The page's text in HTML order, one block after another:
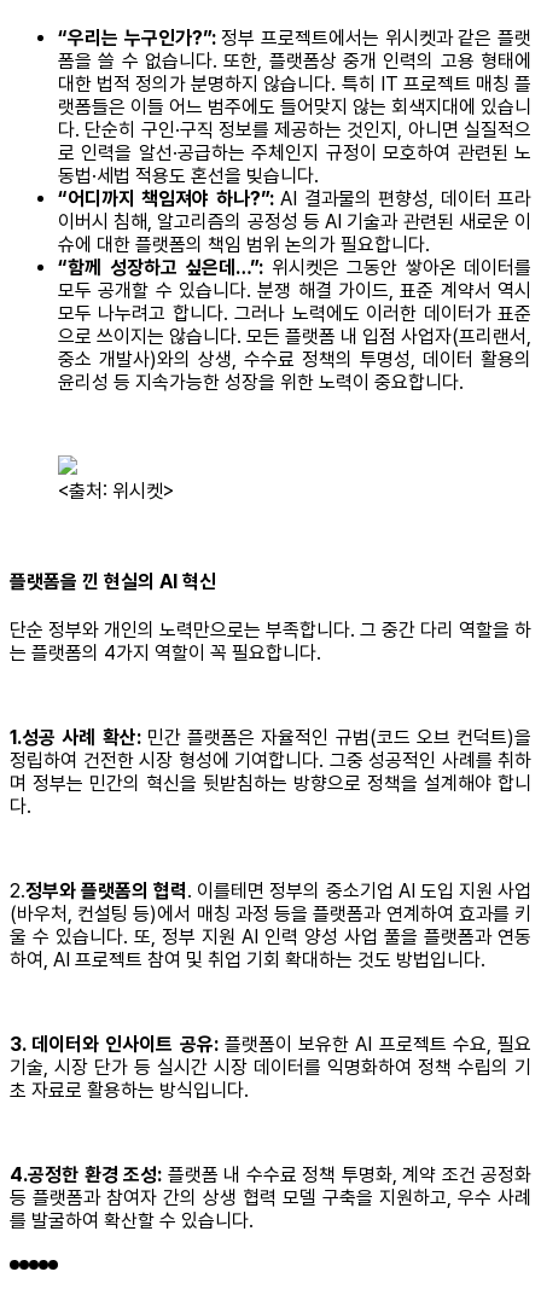
“우리는 누구인가?”:정부 프로젝트에서는 위시켓과 같은 플랫
폼을 쓸 수 없습니다. 또한, 플랫폼상 중개 인력의 고용 형태에
대한 법적 정의가 분명하지 않습니다. 특히 IT 프로젝트 매칭 플
랫폼들은 이들 어느 범주에도 들어맞지 않는 회색지대에 있습니
다. 단순히 구인·구직 정보를 제공하는 것인지, 아니면 실질적으
로 인력을 알선·공급하는 주체인지 규정이 모호하여 관련된 노
동법·세법 적용도 혼선을 빚습니다.
“어디까지 책임져야 하나?”:AI 결과물의 편향성, 데이터 프라
이버시 침해, 알고리즘의 공정성 등 AI 기술과 관련된 새로운 이
슈에 대한 플랫폼의 책임 범위 논의가 필요합니다.
“함께 성장하고 싶은데…”: 위시켓은 그동안 쌓아온 데이터를
모두 공개할 수 있습니다. 분쟁 해결 가이드, 표준 계약서 역시
모두 나누려고 합니다. 그러나 노력에도 이러한 데이터가 표준
으로 쓰이지는 않습니다. 모든 플랫폼 내 입점 사업자(프리랜서,
중소 개발사)와의 상생, 수수료 정책의 투명성, 데이터 활용의
윤리성 등 지속가능한 성장을 위한 노력이 중요합니다.
<출처: 위시켓>
플랫폼을 낀 현실의 AI 혁신
단순 정부와 개인의 노력만으로는 부족합니다. 그 중간 다리 역할을 하
는 플랫폼의 4가지 역할이 꼭 필요합니다.
1.성공 사례 확산:민간 플랫폼은 자율적인 규범(코드 오브 컨덕트)을
정립하여 건전한 시장 형성에 기여합니다. 그중 성공적인 사례를 취하
며 정부는 민간의 혁신을 뒷받침하는 방향으로 정책을 설계해야 합니
다.
2.정부와 플랫폼의 협력. 이를테면 정부의 중소기업 AI 도입 지원 사업
(바우처, 컨설팅 등)에서 매칭 과정 등을 플랫폼과 연계하여 효과를 키
울 수 있습니다. 또, 정부 지원 AI 인력 양성 사업 풀을 플랫폼과 연동
하여, AI 프로젝트 참여 및 취업 기회 확대하는 것도 방법입니다.
3. 데이터와 인사이트 공유:플랫폼이 보유한 AI 프로젝트 수요, 필요
기술, 시장 단가 등 실시간 시장 데이터를 익명화하여 정책 수립의 기
초 자료로 활용하는 방식입니다.
4.공정한 환경 조성: 플랫폼 내 수수료 정책 투명화, 계약 조건 공정화
등 플랫폼과 참여자 간의 상생 협력 모델 구축을 지원하고, 우수 사례
를 발굴하여 확산할 수 있습니다.